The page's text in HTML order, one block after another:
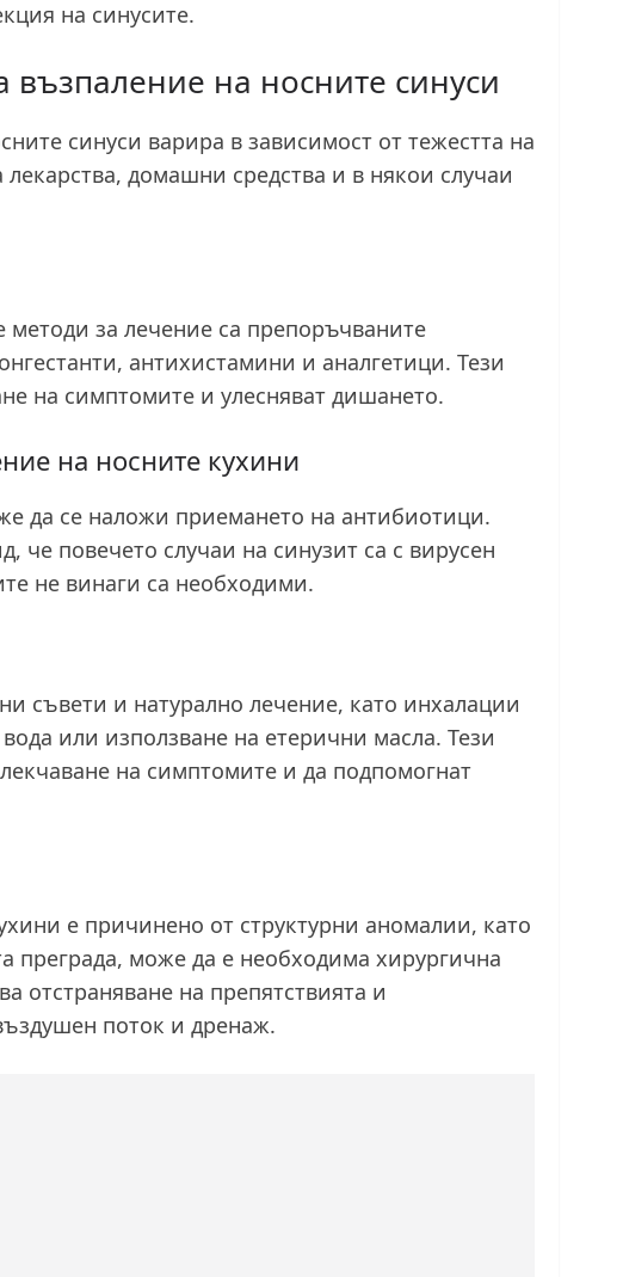
на синусите.
на носните синуси
синуси варира в зависимост от тежестта на
домашни средства и в някои случаи
методи за лечение са препоръчваните
антихистамини и аналгетици. Тези
на симптомите и улесняват дишането.
на носните кухини
да се наложи приемането на антибиотици.
че повечето случаи на синузит са с вирусен
не винаги са необходими.
съвети и натурално лечение, като инхалации
или използване на етерични масла. Тези
на симптомите и да подпомогнат
е причинено от структурни аномалии, като
преграда, може да е необходима хирургична
отстраняване на препятствията и
поток и дренаж.